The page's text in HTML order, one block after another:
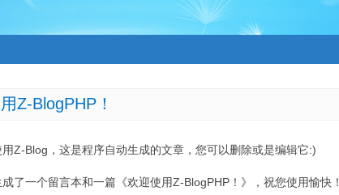
Z-BlogPHP！
Z-Blog，这是程序自动生成的文章，您可以删除或是编辑它:)
成了一个留言本和一篇《欢迎使用Z-BlogPHP！》，祝您使用愉快！